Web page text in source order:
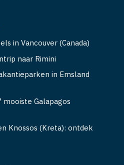
in Vancouver (Canada)
naar Rimini
in Emsland
Galapagos
Knossos (Kreta): ontdek